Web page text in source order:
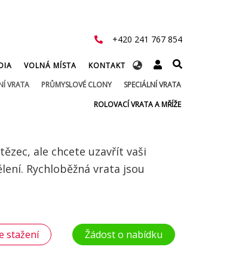
+420 241 767 854
Select
language
VOLNÁ MÍSTA
KONTAKT
VRATA PRŮMYSLOVÉ CLONY
SPECIÁLNÍ VRATA
ROLOVACÍ VRATA A MŘÍŽE
ale chcete uzavřít vaši
Rychloběžná vrata jsou
stažení Žádost o nabídku